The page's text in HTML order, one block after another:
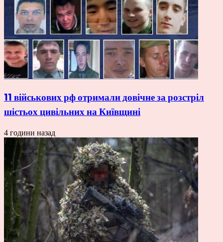
11 військових рф отримали довічне за розстріл
шістьох цивільних на Київщині
4 години назад